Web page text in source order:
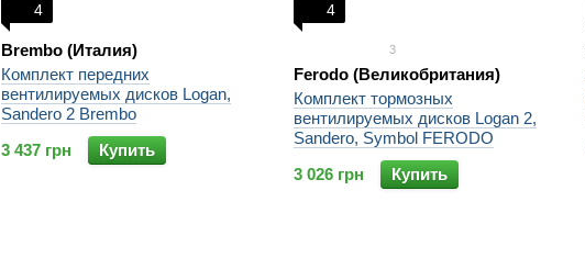
4
Brembo (Италия)
Комплект передних
вентилируемых дисков Logan,
Sandero 2 Brembo
3 437 грн
Купить
4
3
Ferodo (Великобритания)
Комплект тормозных
вентилируемых дисков Logan 2,
Sandero, Symbol FERODO
3 026 грн
Купить